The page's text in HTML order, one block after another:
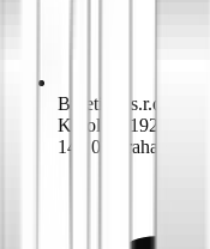
Biketime s.r.o.
K dolům 1924/42
143 00 Praha 4